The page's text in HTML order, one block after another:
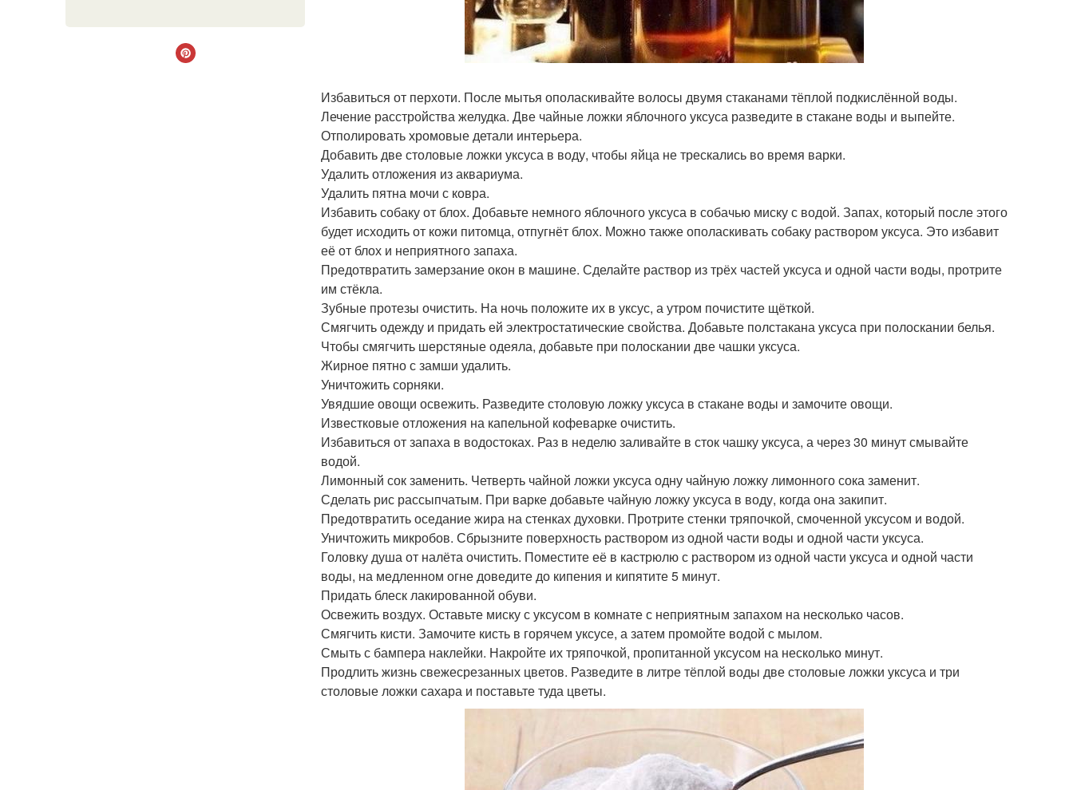
Избавиться от перхоти. После мытья ополаскивайте волосы двумя стаканами тёплой подкислённой воды.
Лечение расстройства желудка. Две чайные ложки яблочного уксуса разведите в стакане воды и выпейте.
Отполировать хромовые детали интерьера.
Добавить две столовые ложки уксуса в воду, чтобы яйца не трескались во время варки.
Удалить отложения из аквариума.
Удалить пятна мочи с ковра.
Избавить собаку от блох. Добавьте немного яблочного уксуса в собачью миску с водой. Запах, который после этого
будет исходить от кожи питомца, отпугнёт блох. Можно также ополаскивать собаку раствором уксуса. Это избавит
её от блох и неприятного запаха.
Предотвратить замерзание окон в машине. Сделайте раствор из трёх частей уксуса и одной части воды, протрите
им стёкла.
Зубные протезы очистить. На ночь положите их в уксус, а утром почистите щёткой.
Смягчить одежду и придать ей электростатические свойства. Добавьте полстакана уксуса при полоскании белья.
Чтобы смягчить шерстяные одеяла, добавьте при полоскании две чашки уксуса.
Жирное пятно с замши удалить.
Уничтожить сорняки.
Увядшие овощи освежить. Разведите столовую ложку уксуса в стакане воды и замочите овощи.
Известковые отложения на капельной кофеварке очистить.
Избавиться от запаха в водостоках. Раз в неделю заливайте в сток чашку уксуса, а через 30 минут смывайте
водой.
Лимонный сок заменить. Четверть чайной ложки уксуса одну чайную ложку лимонного сока заменит.
Сделать рис рассыпчатым. При варке добавьте чайную ложку уксуса в воду, когда она закипит.
Предотвратить оседание жира на стенках духовки. Протрите стенки тряпочкой, смоченной уксусом и водой.
Уничтожить микробов. Сбрызните поверхность раствором из одной части воды и одной части уксуса.
Головку душа от налёта очистить. Поместите её в кастрюлю с раствором из одной части уксуса и одной части
воды, на медленном огне доведите до кипения и кипятите 5 минут.
Придать блеск лакированной обуви.
Освежить воздух. Оставьте миску с уксусом в комнате с неприятным запахом на несколько часов.
Смягчить кисти. Замочите кисть в горячем уксусе, а затем промойте водой с мылом.
Смыть с бампера наклейки. Накройте их тряпочкой, пропитанной уксусом на несколько минут.
Продлить жизнь свежесрезанных цветов. Разведите в литре тёплой воды две столовые ложки уксуса и три
столовые ложки сахара и поставьте туда цветы.